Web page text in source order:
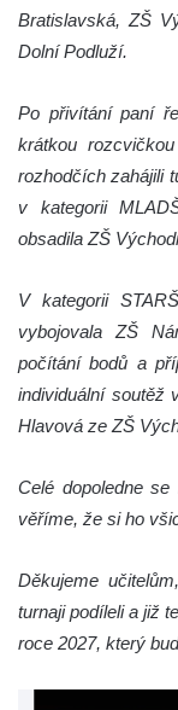
Bratislavská, ZŠ
Dolní Podluží.
Po přivítání paní
krátkou
rozhodčích zahájili
v kategorii
obsadila ZŠ
V kategorii
vybojovala ZŠ
počítání bodů a
individuální soutěž
Hlavová ze ZŠ
Celé dopoledne
věříme, že si ho
Děkujeme
turnaji podíleli a již
roce 2027, který